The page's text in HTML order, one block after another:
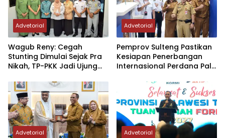
Advetorial
Wagub Reny: Cegah
Stunting Dimulai Sejak Pra
Nikah, TP-PKK Jadi Ujung
Advetorial
Pemprov Sulteng Pastikan
Kesiapan Penerbangan
Internasional Perdana Palu
Advetorial Advetorial